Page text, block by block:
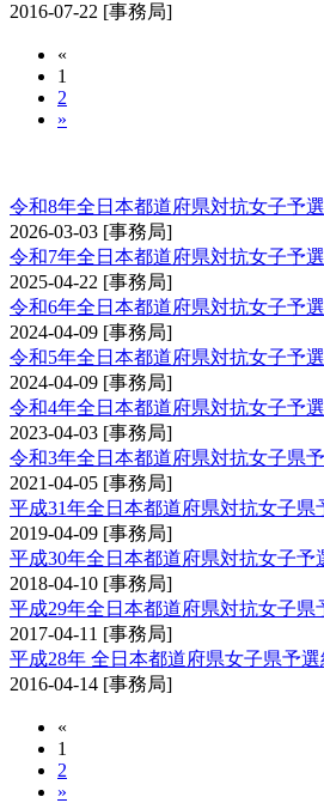
2016-07-22 [事務局]
«
1
2
»
令和8年全日本都道府県対抗女子予
2026-03-03 [事務局]
令和7年全日本都道府県対抗女子予
2025-04-22 [事務局]
令和6年全日本都道府県対抗女子予
2024-04-09 [事務局]
令和5年全日本都道府県対抗女子予
2024-04-09 [事務局]
令和4年全日本都道府県対抗女子予
2023-04-03 [事務局]
令和3年全日本都道府県対抗女子県
2021-04-05 [事務局]
平成31年全日本都道府県対抗女子県
2019-04-09 [事務局]
平成30年全日本都道府県対抗女子予
2018-04-10 [事務局]
平成29年全日本都道府県対抗女子県
2017-04-11 [事務局]
平成28年 全日本都道府県女子県予
2016-04-14 [事務局]
«
1
2
»